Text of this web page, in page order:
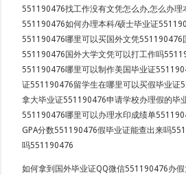
551190476找工作没有文凭怎么办,怎么办理
551190476如何办理本科/硕士毕业证
551190476哪里可以买国外文凭551190476
551190476国外大学文凭可以打工作吗
551190476哪里可以制作美国毕业证
证551190476留学生在哪里可以买假毕业证
拿大毕业证551190476申请学校办理假的毕
551190476哪里可以办理水印成绩单
GPA分数551190476假毕业证能查出来吗
吗551190476
如何拿到国外毕业证QQ微信551190476办